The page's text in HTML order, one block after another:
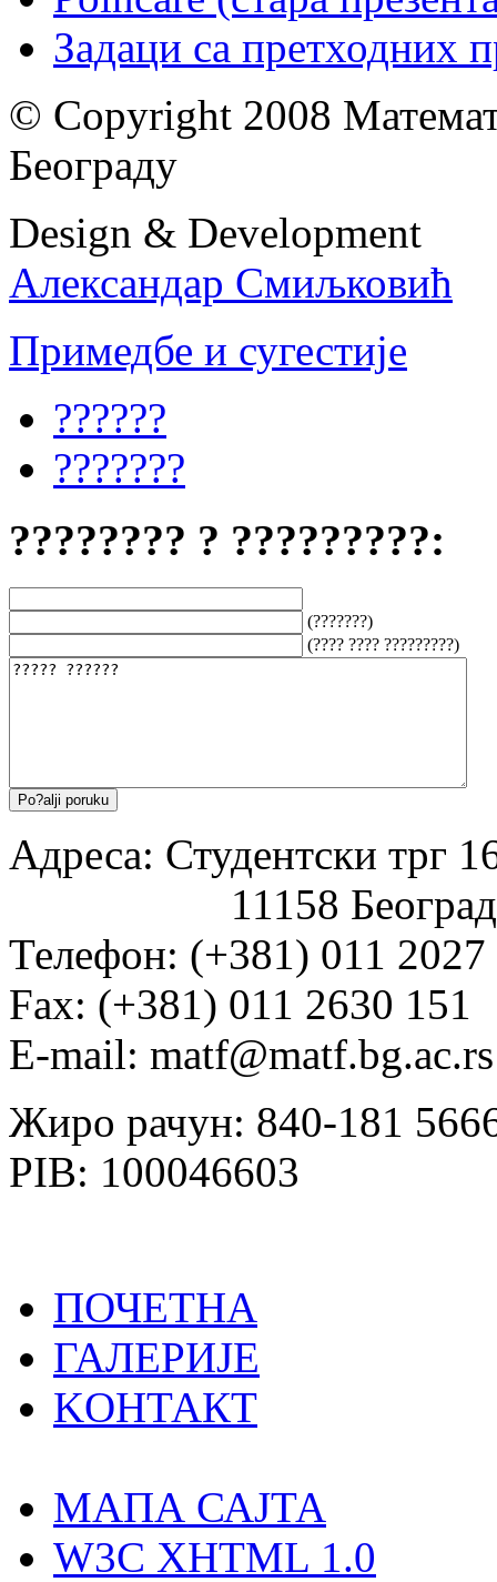
Задаци са претходних
© Copyright 2008
Београду
Design & Development
Александар Смиљковић
Примедбе и сугестије
??????
???????
???????? ? ?????????:
(???????)
(???? ???? ?????????)
Адреса: Студентски трг
11158 Београд
Телефон: (+381) 011 2027
Fаx: (+381) 011 2630 151
E-mail: matf@matf.bg.ac.rs
Жиро рачун: 840-181
PIB: 100046603
ПОЧЕТНА
ГАЛЕРИЈЕ
KOНТАКТ
MAПА САЈТА
W3C XHTML 1.0